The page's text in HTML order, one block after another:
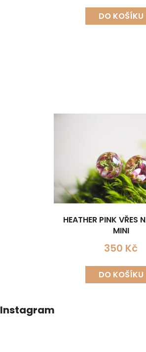
DO KOŠÍKU
HEATHER PINK VŘES
MINI
350 Kč
DO KOŠÍKU
Instagram
Z